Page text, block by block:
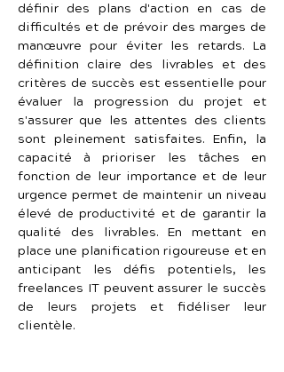
définir des plans d'action en cas de
difficultés et de prévoir des marges de
manœuvre pour éviter les retards. La
définition claire des livrables et des
critères de succès est essentielle pour
évaluer la progression du projet et
s'assurer que les attentes des clients
sont pleinement satisfaites. Enfin, la
capacité à prioriser les tâches en
fonction de leur importance et de leur
urgence permet de maintenir un niveau
élevé de productivité et de garantir la
qualité des livrables. En mettant en
place une planification rigoureuse et en
anticipant les défis potentiels, les
freelances IT peuvent assurer le succès
de leurs projets et fidéliser leur
clientèle.